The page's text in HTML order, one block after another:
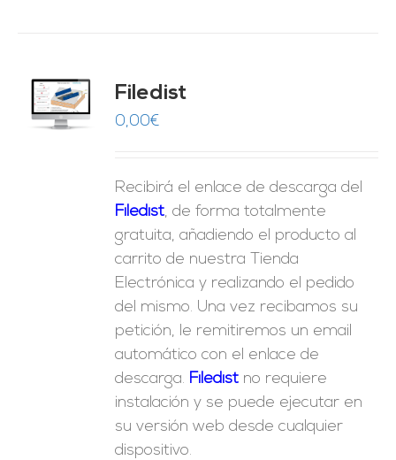
Filedist
0,00€
Recibirá el enlace de descarga del
Filedist, de forma totalmente
gratuita, añadiendo el producto al
carrito de nuestra Tienda
Electrónica y realizando el pedido
del mismo. Una vez recibamos su
petición, le remitiremos un email
automático con el enlace de
descarga. Filedist no requiere
instalación y se puede ejecutar en
su versión web desde cualquier
dispositivo.